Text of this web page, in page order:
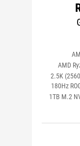
AMD
13.4" 2.5K
180Hz
1TB M.2